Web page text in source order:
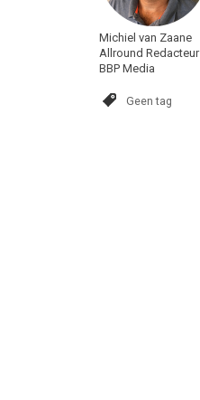
Michiel van Zaane
Allround Redacteur
BBP Media
Geen tag